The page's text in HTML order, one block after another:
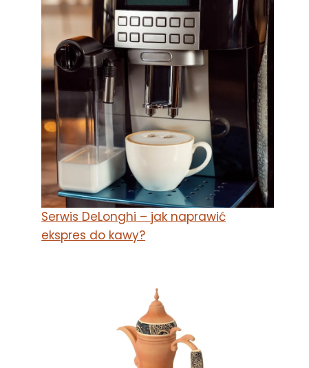
Serwis DeLonghi – jak naprawić
ekspres do kawy?